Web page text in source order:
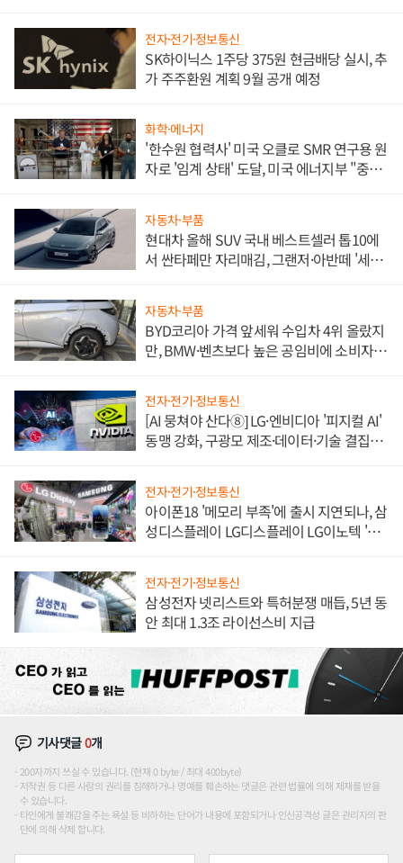
전자·전기·정보통신
SK하이닉스 1주당 375원 현금배당 실시, 추
가 주주환원 계획 9월 공개 예정
화학·에너지
'한수원 협력사' 미국 오클로 SMR 연구용 원
자로 '임계 상태' 도달, 미국 에너지부 "중요
자동차·부품
현대차 올해 SUV 국내 베스트셀러 톱10에
서 싼타페만 자리매김, 그랜저·아반떼 '세단
자동차·부품
BYD코리아 가격 앞세워 수입차 4위 올랐지
만, BMW·벤츠보다 높은 공임비에 소비자
전자·전기·정보통신
[AI 뭉쳐야 산다⑧] LG·엔비디아 '피지컬 AI'
동맹 강화, 구광모 제조·데이터·기술 결집
전자·전기·정보통신
아이폰18 '메모리 부족'에 출시 지연되나, 삼
성디스플레이 LG디스플레이 LG이노텍 '탈
전자·전기·정보통신
삼성전자 넷리스트와 특허분쟁 매듭, 5년 동
안 최대 1.3조 라이선스비 지급
기사댓글0개
200자까지 쓰실 수 있습니다. (현재 0 byte / 최대 400byte)
저작권 등 다른 사람의 권리를 침해하거나 명예를 훼손하는 댓글은 관련 법률에 의해 제재를 받을
수 있습니다.
타인에게 불쾌감을 주는 욕설 등 비하하는 단어가 내용에 포함되거나 인신공격성 글은 관리자의 판
단에 의해 삭제 합니다.